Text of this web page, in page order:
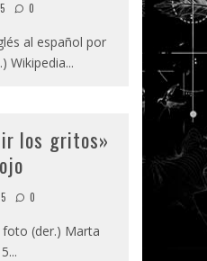
0
al español por
Wikipedia...
los gritos»
0
(der.) Marta
...